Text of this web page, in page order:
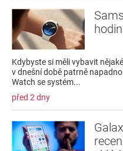
Kdybyste si měli vybavit
v dnešní době patrně
Watch se systém...
před 2 dny